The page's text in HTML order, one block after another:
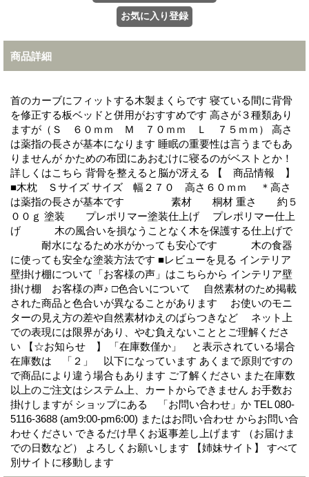
商品詳細
首のカーブにフィットする木製まくらです 寝ている間に背骨
を修正する板ベッドと併用がおすすめです 高さが３種類あり
ますが（Ｓ ６０ｍｍ Ｍ ７０ｍｍ Ｌ ７５ｍｍ）
高さ
は薬指の長さが基本になります 睡眠の重要性は言うまでもあ
りませんが かための布団にあおむけに寝るのがベストとか！
詳しくはこちら 背骨を整えると脳が冴える
【 商品情報 】
■木枕 Ｓサイズ サイズ 幅２７０ 高さ６０ｍｍ
＊高さ
は薬指の長さが基本です
素材 桐材 重さ 約５
００ｇ 塗装 プレポリマー塗装仕上げ
プレポリマー仕上
げ 木の風合いを損なうことなく木を保護する仕上げで
耐水になるため水がかっても安心です 木の食器
に使っても安全な塗装方法です ■レビューを見る インテリア
壁掛け棚について「お客様の声」はこちらから インテリア壁
掛け棚 お客様の声♪ □色合いについて
自然素材のため掲載
された商品と色合いが異なることがあります お使いのモニ
ターの見え方の差や自然素材ゆえのばらつきなど ネット上
での表現には限界があり、やむ負えないこととご理解くださ
い
【☆お知らせ 】
「在庫数僅か」 と表示されている場合
在庫数は 「２」 以下になっています あくまで原則ですの
で商品により違う場合もあります ご了解ください また在庫数
以上のご注文はシステム上、カートからできません お手数お
掛けしますが ショップにある 「お問い合わせ」か TEL 080-
5116-3688 (am9:00-pm6:00) またはお問い合わせ からお問い合
わせください できるだけ早くお返事差し上げます （お届けま
での日数など）
よろしくお願いします 【姉妹サイト】
すべて
別サイトに移動します